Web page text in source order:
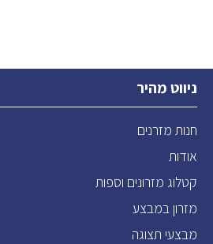
ניווט מהיר
חנות מזרנים
אודות
קטלוג מזרונים וספות
מזרון במבצע
מבצעי תצוגה